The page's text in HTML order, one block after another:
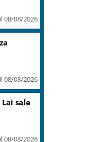
il 08/08/2026
il 08/08/2026
sale
il 08/08/2026